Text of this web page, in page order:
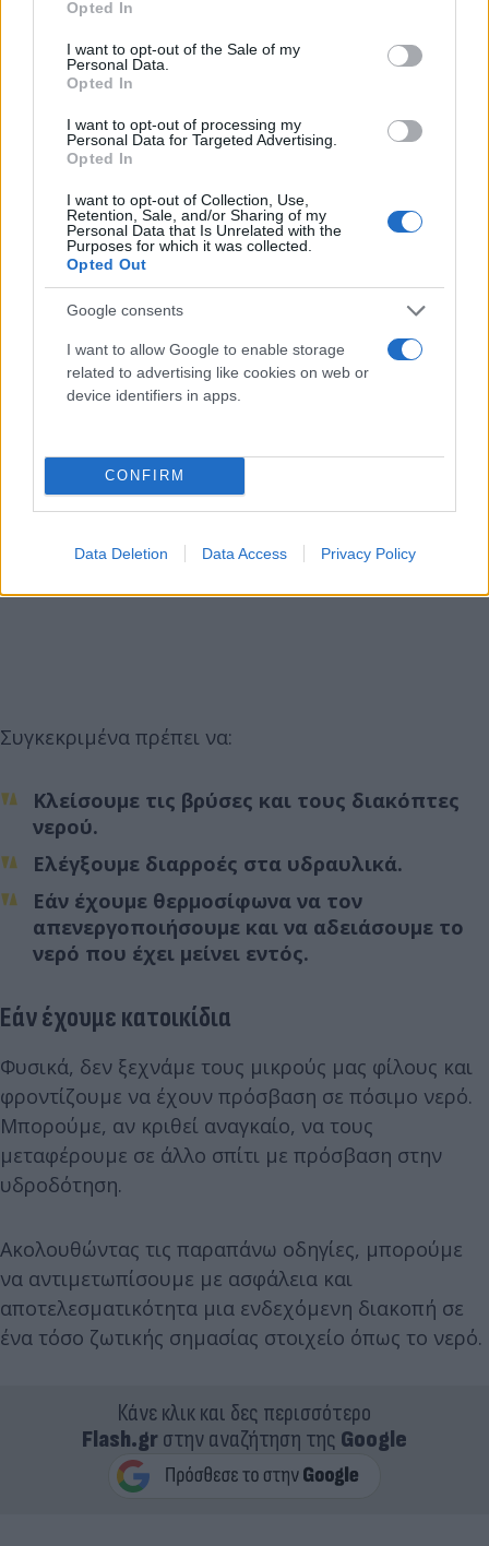
use your data for below specified purposes in below Google
consent section.
Opted In
I want to opt-out of the Sale of my
Personal Data.
Opted In
I want to opt-out of processing my
Personal Data for Targeted Advertising.
Opted In
I want to opt-out of Collection, Use,
Retention, Sale, and/or Sharing of my
Personal Data that Is Unrelated with the
Purposes for which it was collected.
Opted Out
Google consents
I want to allow Google to enable storage
related to advertising like cookies on web or
device identifiers in apps.
CONFIRM
Data Deletion Data Access Privacy Policy
Συγκεκριμένα πρέπει να:
Κλείσουμε τις βρύσες και τους διακόπτες
νερού.
Ελέγξουμε διαρροές στα υδραυλικά.
Εάν έχουμε θερμοσίφωνα να τον
απενεργοποιήσουμε και να αδειάσουμε το
νερό που έχει μείνει εντός.
Εάν έχουμε κατοικίδια
Φυσικά, δεν ξεχνάμε τους μικρούς μας φίλους και
φροντίζουμε να έχουν πρόσβαση σε πόσιμο νερό.
Μπορούμε, αν κριθεί αναγκαίο, να τους
μεταφέρουμε σε άλλο σπίτι με πρόσβαση στην
υδροδότηση.
Ακολουθώντας τις παραπάνω οδηγίες, μπορούμε
να αντιμετωπίσουμε με ασφάλεια και
αποτελεσματικότητα μια ενδεχόμενη διακοπή σε
ένα τόσο ζωτικής σημασίας στοιχείο όπως το νερό.
Κάνε κλικ και δες περισσότερο
Flash.grστην αναζήτηση της Google